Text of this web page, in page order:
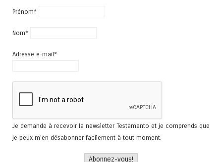
Prénom*
Nom*
Adresse e-mail*
Je demande à recevoir la newsletter Testamento et je comprends que
je peux m'en désabonner facilement à tout moment.